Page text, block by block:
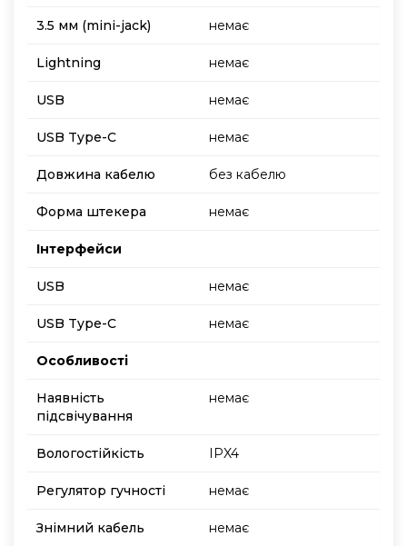
3.5 мм (mini-jack) немає
Lightning немає
USB немає
USB Type-C немає
Довжина кабелю без кабелю
Форма штекера немає
Інтерфейси
USB немає
USB Type-C немає
Особливості
Наявність
підсвічування
немає
Вологостійкість IPX4
Регулятор гучності немає
Знімний кабель немає